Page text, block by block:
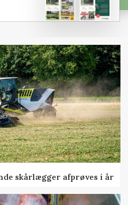
skårlægger afprøves i år